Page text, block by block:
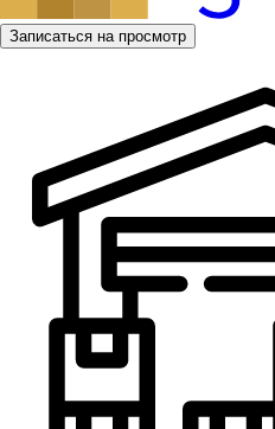
Записаться на просмотр